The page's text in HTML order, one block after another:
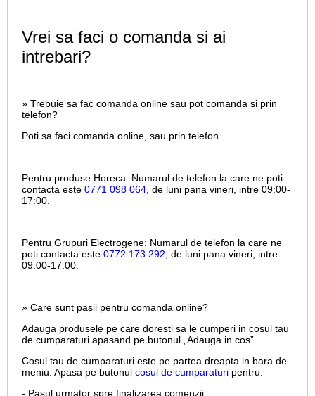
Vrei sa faci o comanda si ai
intrebari?
» Trebuie sa fac comanda online sau pot comanda si prin
telefon?
Poti sa faci comanda online, sau prin telefon.
Pentru produse Horeca: Numarul de telefon la care ne poti
contacta este 0771 098 064 , de luni pana vineri, intre 09:00-
17:00.
Pentru Grupuri Electrogene: Numarul de telefon la care ne
poti contacta este 0772 173 292 , de luni pana vineri, intre
09:00-17:00.
» Care sunt pasii pentru comanda online?
Adauga produsele pe care doresti sa le cumperi in cosul tau
de cumparaturi apasand pe butonul „Adauga in cos”.
Cosul tau de cumparaturi este pe partea dreapta in bara de
meniu. Apasa pe butonul cosul de cumparaturi pentru:
- Pasul urmator spre finalizarea comenzii